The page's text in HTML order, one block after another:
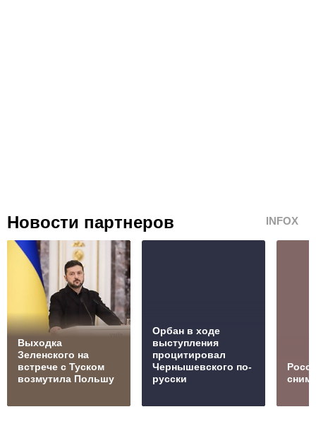
Новости партнеров INFOX
Выходка
Зеленского на
встрече с Туском
возмутила Польшу
Орбан в ходе
выступления
процитировал
Чернышевского по-
русски